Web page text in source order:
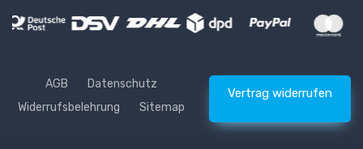
AGB
Datenschutz
Widerrufsbelehrung
Sitemap
Vertrag widerrufen